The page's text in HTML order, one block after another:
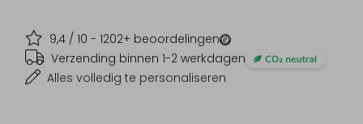
9,4 / 10 - 1202+ beoordelingen
Verzending binnen 1-2 werkdagen
Alles volledig te personaliseren